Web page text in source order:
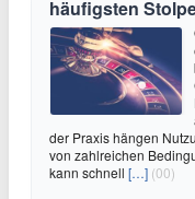
häufigsten
der Praxis hängen
von zahlreichen
kann schnell […] (00)